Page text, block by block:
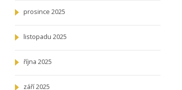
prosince 2025
listopadu 2025
října 2025
září 2025